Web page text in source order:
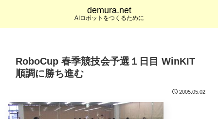
demura.net
AIロボットをつくるために
RoboCup 春季競技会予選１日目 WinKIT
順調に勝ち進む
2005.05.02